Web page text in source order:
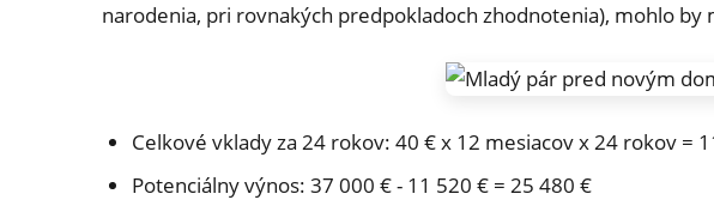
narodenia, pri rovnakých predpokladoch zhodnotenia), mohlo
Celkové vklady za 24 rokov: 40 € x 12 mesiacov x 24 rokov =
Potenciálny výnos: 37 000 € - 11 520 € = 25 480 €